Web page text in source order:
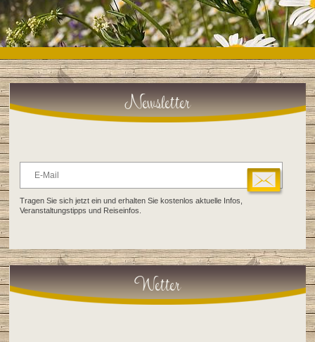
Newsletter
Tragen Sie sich jetzt ein und erhalten Sie kostenlos aktuelle Infos,
Veranstaltungstipps und Reiseinfos.
Wetter